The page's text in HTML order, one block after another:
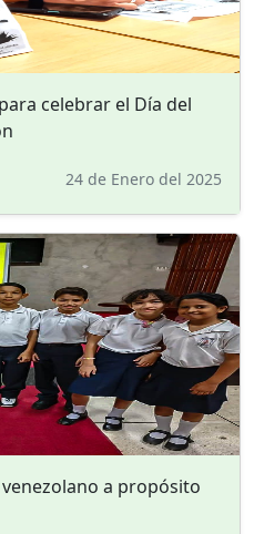
celebrar el Día del
24 de Enero del 2025
a propósito